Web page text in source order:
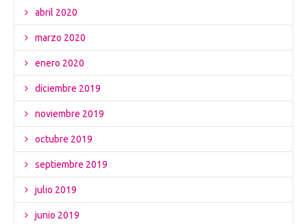
abril 2020
marzo 2020
enero 2020
diciembre 2019
noviembre 2019
octubre 2019
septiembre 2019
julio 2019
junio 2019